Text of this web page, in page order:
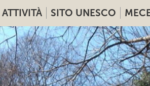
ATTIVITÀ SITO UNESCO